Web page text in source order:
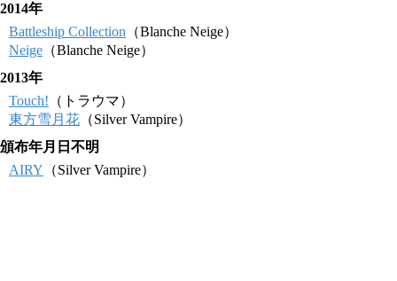
2014年
Battleship Collection （Blanche Neige）
Neige （Blanche Neige）
2013年
Touch! （トラウマ）
東方雪月花 （Silver Vampire）
頒布年月日不明
AIRY （Silver Vampire）